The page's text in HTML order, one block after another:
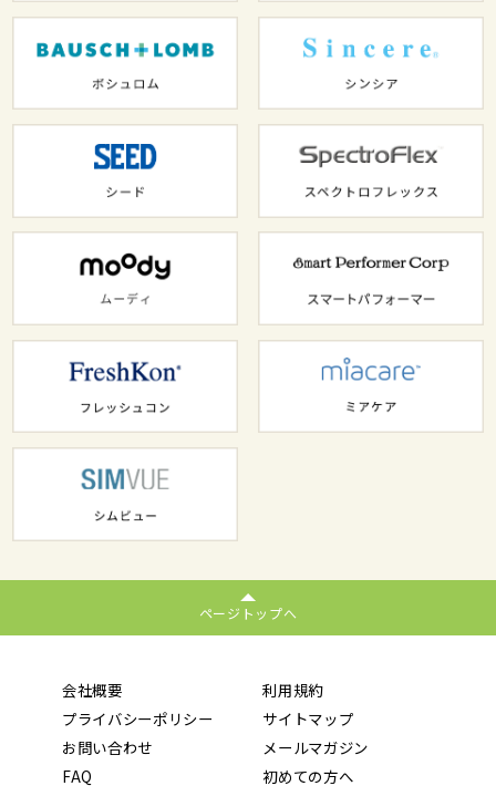
ページトップへ
会社概要
利用規約
プライバシーポリシー
サイトマップ
お問い合わせ
メールマガジン
FAQ
初めての方へ